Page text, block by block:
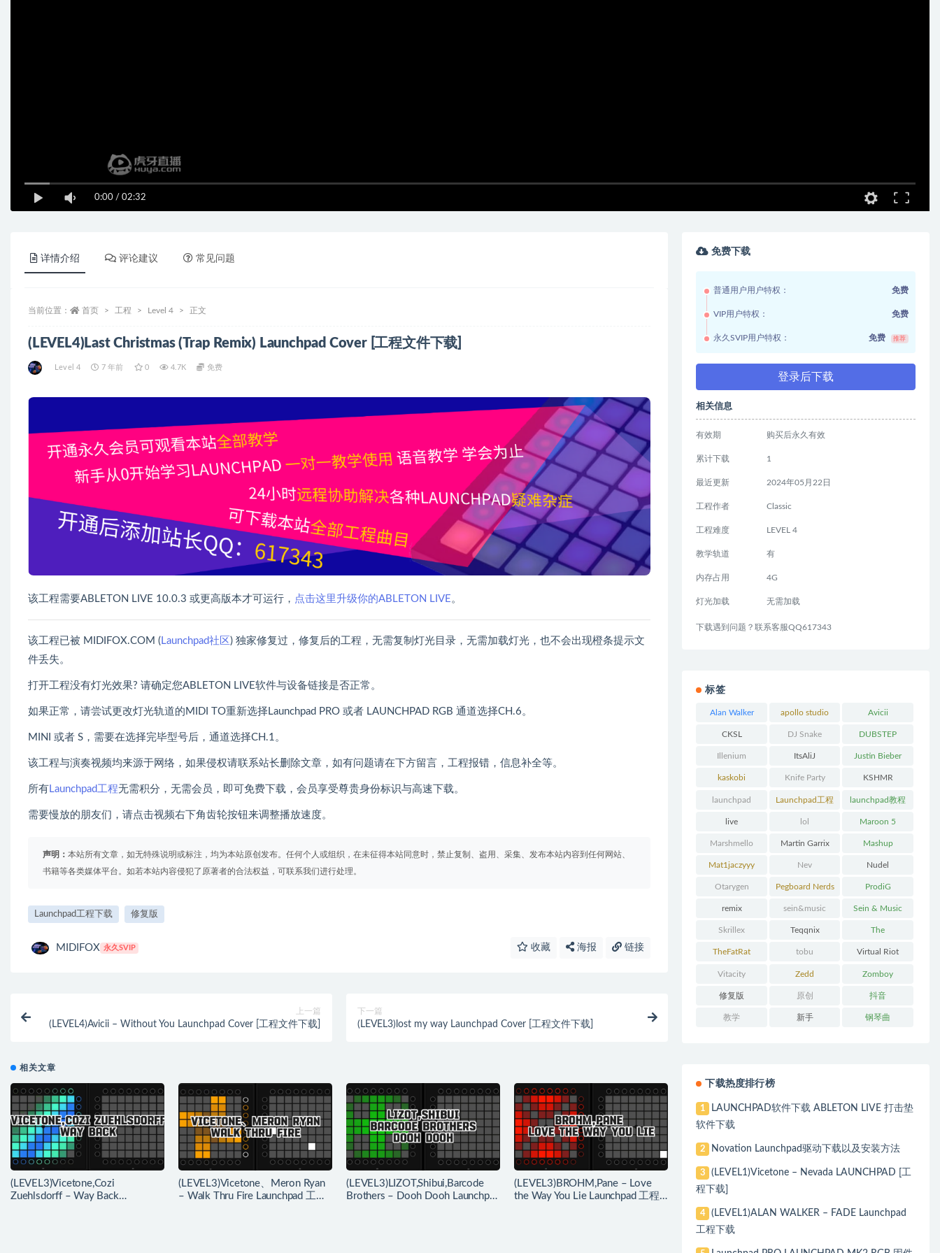
0:00 / 02:32
详情介绍 评论建议 常见问题
当前位置： 首页 工程 Level 4 正文
(LEVEL4)Last Christmas (Trap Remix) Launchpad Cover [工程文件下载]
Level 4 7 年前 0 4.7K 免费
该工程需要ABLETON LIVE 10.0.3 或更高版本才可运行， 点击这里升级你的ABLETON LIVE。
该工程已被 MIDIFOX.COM ( Launchpad社区 ) 独家修复过，修复后的工程，无需复制灯光目录，无需加载灯光，也不会出现橙条提示文
件丢失。
打开工程没有灯光效果? 请确定您ABLETON LIVE软件与设备链接是否正常。
如果正常，请尝试更改灯光轨道的MIDI TO重新选择Launchpad PRO 或者 LAUNCHPAD RGB 通道选择CH.6。
MINI 或者 S，需要在选择完毕型号后，通道选择CH.1。
该工程与演奏视频均来源于网络，如果侵权请联系站长删除文章，如有问题请在下方留言，工程报错，信息补全等。
所有Launchpad工程无需积分，无需会员，即可免费下载，会员享受尊贵身份标识与高速下载。
需要慢放的朋友们，请点击视频右下角齿轮按钮来调整播放速度。
声明： 本站所有文章，如无特殊说明或标注，均为本站原创发布。任何个人或组织，在未征得本站同意时，禁止复制、盗用、采集、发布本站内容到任何网站、
书籍等各类媒体平台。如若本站内容侵犯了原著者的合法权益，可联系我们进行处理。
Launchpad工程下载 修复版
MIDIFOX 永久SVIP 收藏 海报 链接
上一篇
(LEVEL4)Avicii – Without You Launchpad Cover [工程文件下载]
下一篇
(LEVEL3)lost my way Launchpad Cover [工程文件下载]
相关文章
(LEVEL3)Vicetone,Cozi
Zuehlsdorff – Way Back
(LEVEL3)Vicetone、Meron Ryan
– Walk Thru Fire Launchpad 工程
(LEVEL3)LIZOT,Shibui,Barcode
Brothers – Dooh Dooh Launchpad
(LEVEL3)BROHM,Pane – Love
the Way You Lie Launchpad 工程
免费下载
普通用户用户特权： 免费
VIP用户特权： 免费
永久SVIP用户特权： 免费 推荐
登录后下载
相关信息
有效期 购买后永久有效
累计下载 1
最近更新 2024年05月22日
工程作者 Classic
工程难度 LEVEL 4
教学轨道 有
内存占用 4G
灯光加载 无需加载
下载遇到问题？联系客服QQ617343
标签
Alan Walker apollo studio Avicii
CKSL DJ Snake DUBSTEP
Illenium ItsAliJ Justin Bieber
kaskobi Knife Party KSHMR
launchpad Launchpad工程
下载
launchpad教程
live lol Maroon 5
Marshmello Martin Garrix Mashup
Mat1jaczyyy Nev Nudel
Otarygen Pegboard Nerds ProdiG
remix sein&music Sein & Music
Skrillex Teqqnix The
Chainsmokers
TheFatRat tobu Virtual Riot
Vitacity Zedd Zomboy
修复版 原创 抖音
教学 新手 钢琴曲
下载热度排行榜
1
LAUNCHPAD软件下载 ABLETON LIVE 打击垫
软件下载
2 Novation Launchpad驱动下载以及安装方法
3
(LEVEL1)Vicetone – Nevada LAUNCHPAD [工
程下载]
4
(LEVEL1)ALAN WALKER – FADE Launchpad
工程下载